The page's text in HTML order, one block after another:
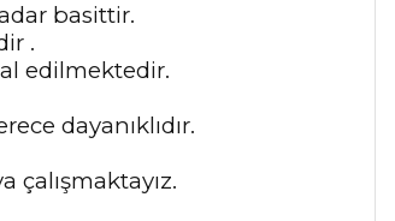
basittir.
.
edilmektedir.
dayanıklıdır.